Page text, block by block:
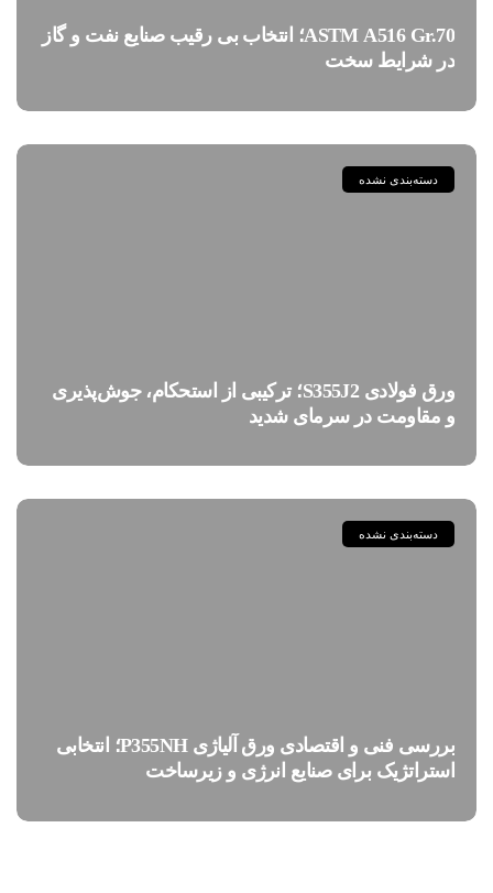
ASTM A516 Gr.70؛ انتخاب بی رقیب صنایع نفت و گاز
در شرایط سخت
دسته‌بندی نشده
ورق فولادی S355J2؛ ترکیبی از استحکام، جوش‌پذیری
و مقاومت در سرمای شدید
دسته‌بندی نشده
بررسی فنی و اقتصادی ورق آلیاژی P355NH؛ انتخابی
استراتژیک برای صنایع انرژی و زیرساخت